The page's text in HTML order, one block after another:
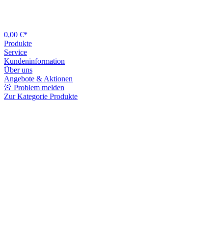
0,00 €*
Produkte
Service
Kundeninformation
Über uns
Angebote & Aktionen
🚨 Problem melden
Zur Kategorie Produkte